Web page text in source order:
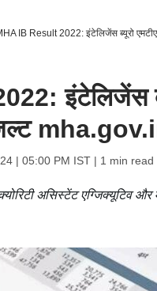
IB Result 2022: इंटेलिजेंस ब्यूरो
इंटेलिजेंस
| 05:00 PM IST| 1 min read
असिस्टेंट एग्जिक्यूटिव